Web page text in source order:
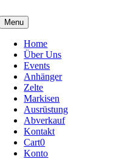
to
content
Menu
Home
Über Uns
Events
Anhänger
Zelte
Markisen
Ausrüstung
Abverkauf
Kontakt
Cart0
Konto